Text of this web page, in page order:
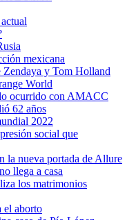
mexicana
Zendaya y Tom Holland
World
ocurrido con AMACC
62 años
2022
social que
la nueva portada de Allure
llega a casa
los matrimonios
el aborto